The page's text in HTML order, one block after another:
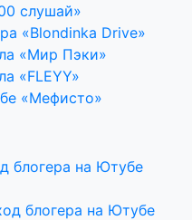
слушай»
«Blondinka Drive»
«Мир Пэки»
«FLEYY»
«Мефисто»
блогера на Ютубе
блогера на Ютубе